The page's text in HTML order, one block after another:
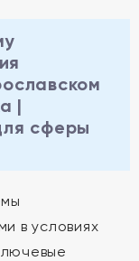
|
сферы
в условиях